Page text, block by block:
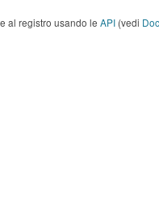
al registro usando le API (vedi